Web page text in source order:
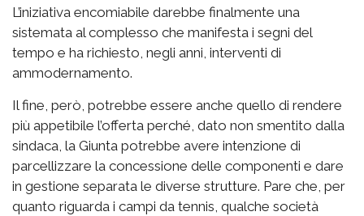
L’iniziativa encomiabile darebbe finalmente una
sistemata al complesso che manifesta i segni del
tempo e ha richiesto, negli anni, interventi di
ammodernamento.
Il fine, però, potrebbe essere anche quello di rendere
più appetibile l’offerta perché, dato non smentito dalla
sindaca, la Giunta potrebbe avere intenzione di
parcellizzare la concessione delle componenti e dare
in gestione separata le diverse strutture. Pare che, per
quanto riguarda i campi da tennis, qualche società